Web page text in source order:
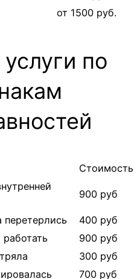
от 1500 руб.
по
Стоимость
900 руб
перетерлись
400 руб
900 руб
300 руб
700 руб